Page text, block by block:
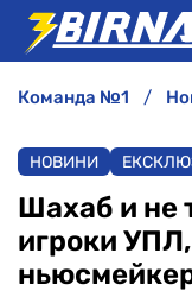
АНАЛІТИКА
ІНТЕРВ'Ю
команда №1
НОВИНИ
Шахаб и не
игроки